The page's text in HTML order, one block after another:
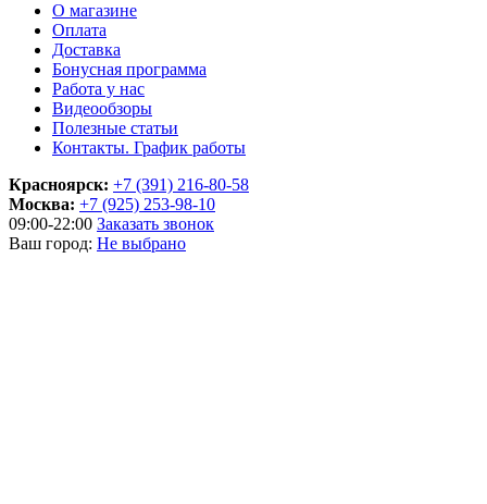
О магазине
Оплата
Доставка
Бонусная программа
Работа у нас
Видеообзоры
Полезные статьи
Контакты. График работы
Красноярск: +7 (391) 216-80-58
Москва: +7 (925) 253-98-10
09:00-22:00 Заказать звонок
Ваш город: Не выбрано